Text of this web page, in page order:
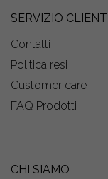
SERVIZIO CLIENTI
Contatti
Politica resi
Customer care
FAQ Prodotti
CHI SIAMO